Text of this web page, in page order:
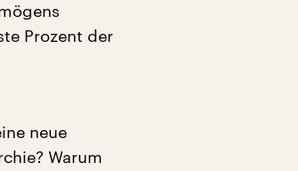
Prozent der
neue
Warum